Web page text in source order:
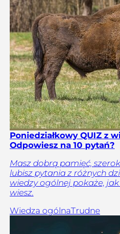
Poniedziałkowy QUIZ z
Odpowiesz na 10 pytań?
Masz dobrą pamięć,
lubisz pytania z różnych
wiedzy ogólnej pokaże,
wiesz.
Wiedza ogólnaTrudne